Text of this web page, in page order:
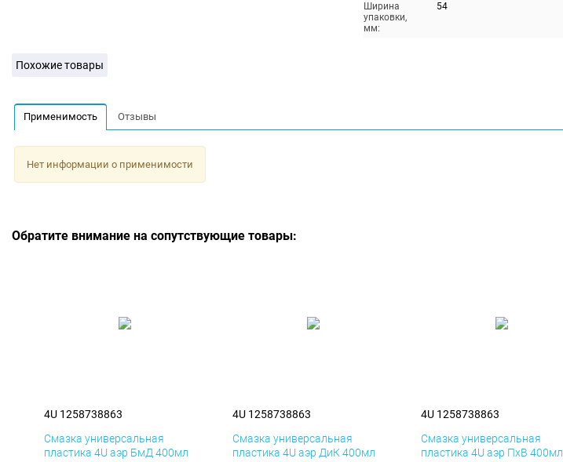
Ширина
упаковки,
мм:
54
Похожие товары
Применимость Отзывы
Нет информации о применимости
Обратите внимание на сопутствующие товары:
4U 1258738863
Смазка универсальная
пластика 4U аэр БмД 400мл
4U 1258738863
Смазка универсальная
пластика 4U аэр ДиК 400мл
4U 1258738863
Смазка универсальная
пластика 4U аэр ПхВ 400мл